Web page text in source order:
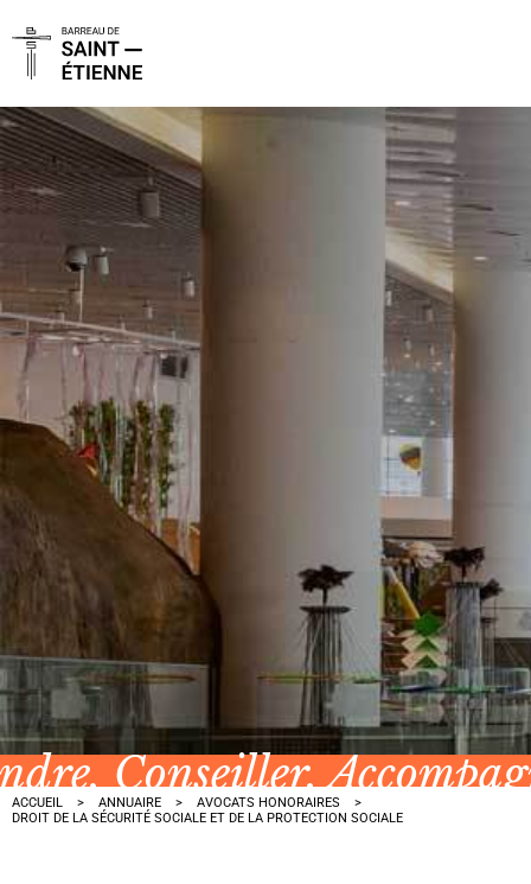
Conseiller,
ACCUEIL ANNUAIRE
AVOCATS HONORAIRES
DROIT DE LA SÉCURITÉ SOCIALE ET DE LA PROTECTION SOCIALE